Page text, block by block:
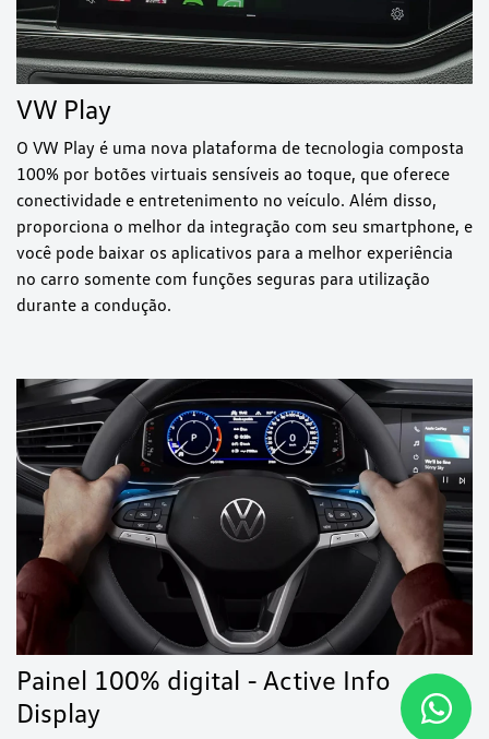
VW Play
O VW Play é uma nova plataforma de tecnologia composta
100% por botões virtuais sensíveis ao toque, que oferece
conectividade e entretenimento no veículo. Além disso,
proporciona o melhor da integração com seu smartphone, e
você pode baixar os aplicativos para a melhor experiência
no carro somente com funções seguras para utilização
durante a condução.
Painel 100% digital - Active Info
Display